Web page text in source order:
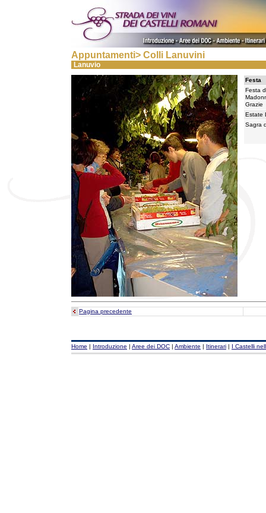
Appuntamenti> Colli Lanuvini
Lanuvio
Festa
Festa
Grazie
Estate
Sagra
Pagina precedente
Home | Introduzione | Aree dei DOC | Ambiente | Itinerari | I Castelli